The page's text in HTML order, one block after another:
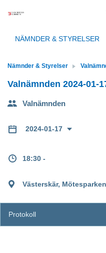
NÄMNDER & STYRELSER
Nämnder & Styrelser
Valnämnden 2024-01-
Valnämnden
2024-01-17
18:30 -
Västerskär,
Protokoll